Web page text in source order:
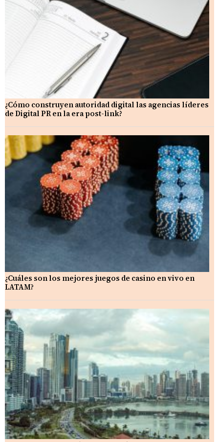
¿Cómo construyen autoridad digital las agencias líderes
de Digital PR en la era post-link?
¿Cuáles son los mejores juegos de casino en vivo en
LATAM?